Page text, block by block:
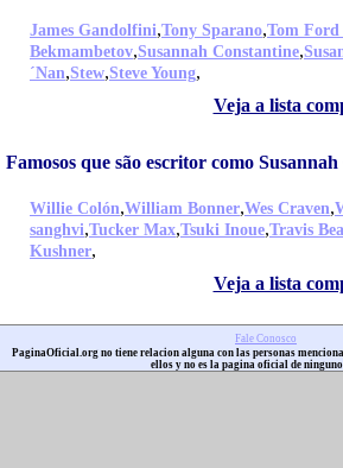
James Gandolfini,Tony Sparano,Tom Ford
Bekmambetov,Susannah Constantine,
´Nan,Stew,Steve Young,
Veja a lista
Famosos que são escritor como
Willie Colón,William Bonner,Wes Craven,
sanghvi,Tucker Max,Tsuki Inoue,Travis
Kushner,
Veja a lista
Fale Conosco
PaginaOficial.org no tiene relacion alguna con las personas
ellos y no es la pagina oficial de